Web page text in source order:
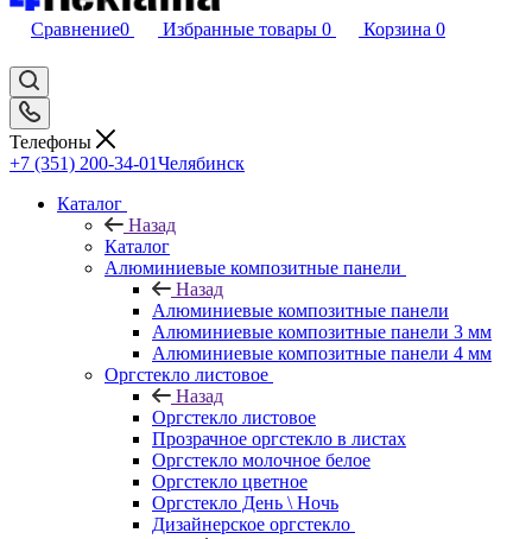
Сравнение0 Избранные товары 0 Корзина 0
Телефоны
+7 (351) 200-34-01Челябинск
Каталог
Назад
Каталог
Алюминиевые композитные панели
Назад
Алюминиевые композитные панели
Алюминиевые композитные панели 3 мм
Алюминиевые композитные панели 4 мм
Оргстекло листовое
Назад
Оргстекло листовое
Прозрачное оргстекло в листах
Оргстекло молочное белое
Оргстекло цветное
Оргстекло День \ Ночь
Дизайнерское оргстекло